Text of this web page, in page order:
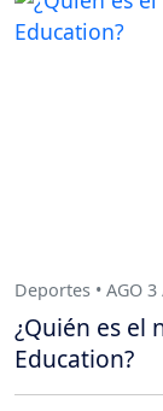
Deportes • AGO 3
¿Quién es el
Education?